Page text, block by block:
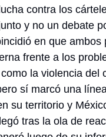
contra los
y no un debate
en que ambos
frente a los
la violencia del
sí marcó una
su territorio y
tras la ola de